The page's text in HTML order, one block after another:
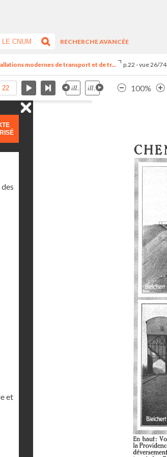
RECHERCHE AVANCÉE
modernes de transport et de tr... p.22 - vue 26/74
100%
et